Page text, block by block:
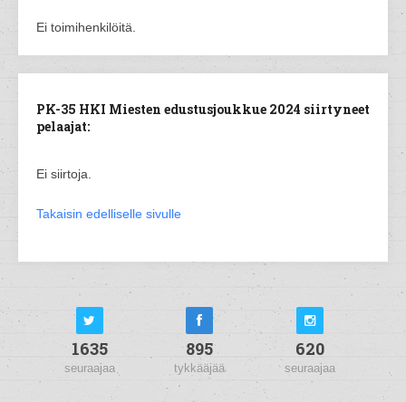
Ei toimihenkilöitä.
PK-35 HKI Miesten edustusjoukkue 2024 siirtyneet
pelaajat:
Ei siirtoja.
Takaisin edelliselle sivulle
1635
seuraajaa
895
tykkääjää
620
seuraajaa